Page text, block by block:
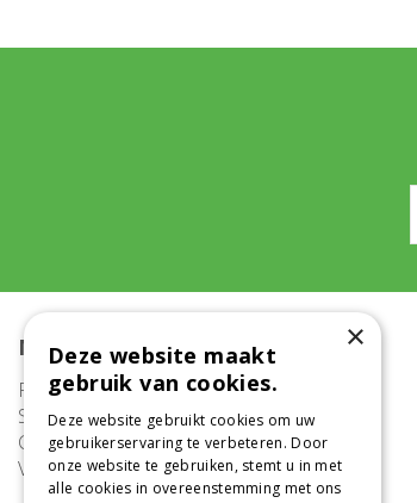
Meer informatie
FAQ
Service
Contact
Vacatures
×
Deze website maakt
gebruik van cookies.
Deze website gebruikt cookies om uw
gebruikerservaring te verbeteren. Door
onze website te gebruiken, stemt u in met
alle cookies in overeenstemming met ons